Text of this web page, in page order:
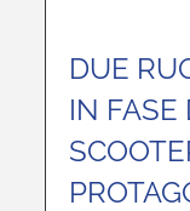
DUE
IN FASE